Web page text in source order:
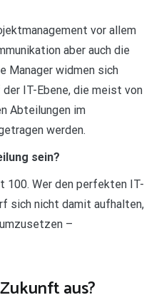
vor allem
aber auch die
Manager widmen sich
IT-Ebene, die meist von
Abteilungen im
werden.
sein?
Wer den perfekten IT-
sich nicht damit aufhalten,
–
aus?